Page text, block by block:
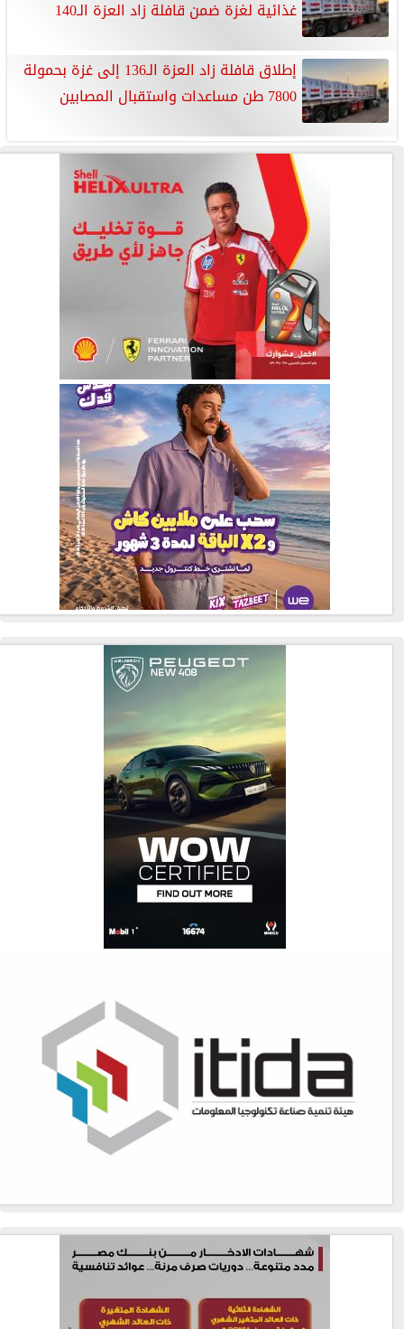
غذائية لغزة ضمن قافلة زاد العزة الـ140
إطلاق قافلة زاد العزة الـ136 إلى غزة بحمولة
7800 طن مساعدات واستقبال المصابين